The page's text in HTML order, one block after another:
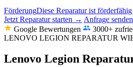
FörderungDiese Reparatur ist
Jetzt Reparatur starten → Anfrage senden
Google Bewertungen
3000+
LENOVO LEGION REPARATUR
Lenovo Legion